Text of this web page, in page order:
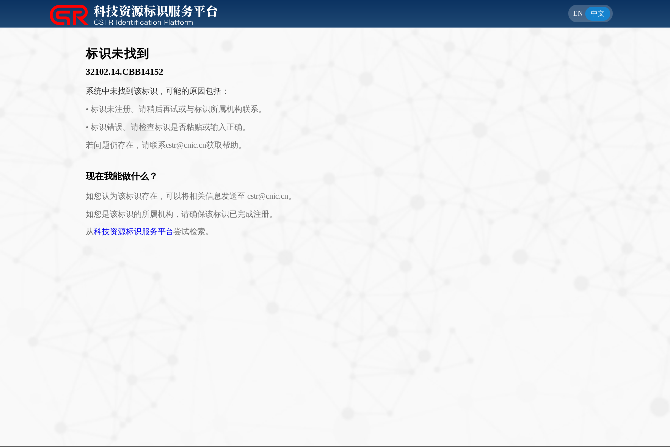
EN 中文
标识未找到
32102.14.CBB14152
系统中未找到该标识，可能的原因包括：
• 标识未注册。请稍后再试或与标识所属机构联系。
• 标识错误。请检查标识是否粘贴或输入正确。
若问题仍存在，请联系cstr@cnic.cn获取帮助。
现在我能做什么？
如您认为该标识存在，可以将相关信息发送至 cstr@cnic.cn。
如您是该标识的所属机构，请确保该标识已完成注册。
从科技资源标识服务平台尝试检索。